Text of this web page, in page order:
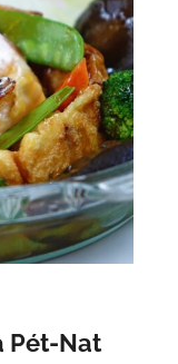
Pét-Nat